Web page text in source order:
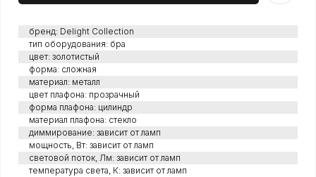
бренд: Delight Collection
тип оборудования: бра
цвет: золотистый
форма: сложная
материал: металл
цвет плафона: прозрачный
форма плафона: цилиндр
материал плафона: стекло
диммирование: зависит от ламп
мощность, Вт: зависит от ламп
световой поток, Лм: зависит от ламп
температура света, К: зависит от ламп